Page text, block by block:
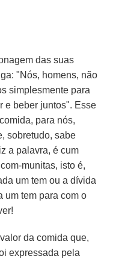
das suas
"Nós, homens, não
simplesmente para
e beber juntos". Esse
para nós,
sobretudo, sabe
a palavra, é cum
munitas, isto é,
um tem ou a dívida
um tem para com o
da comida que,
expressada pela